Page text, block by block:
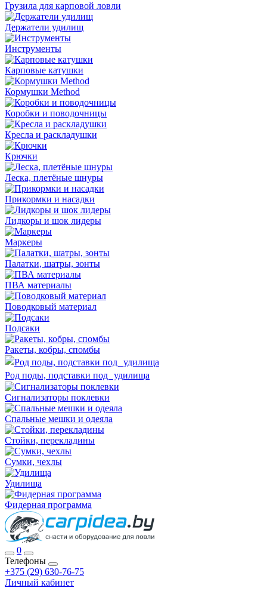
Грузила для карповой ловли
Держатели удилищ
Инструменты
Карповые катушки
Кормушки Method
Коробки и поводочницы
Кресла и раскладушки
Крючки
Леска, плетёные шнуры
Прикормки и насадки
Лидкоры и шок лидеры
Маркеры
Палатки, шатры, зонты
ПВА материалы
Поводковый материал
Подсаки
Ракеты, кобры, спомбы
Род поды, подставки под удилища
Сигнализаторы поклевки
Спальные мешки и одеяла
Стойки, перекладины
Сумки, чехлы
Удилища
Фидерная программа
0
Телефоны
+375 (29) 630-76-75
Личный кабинет